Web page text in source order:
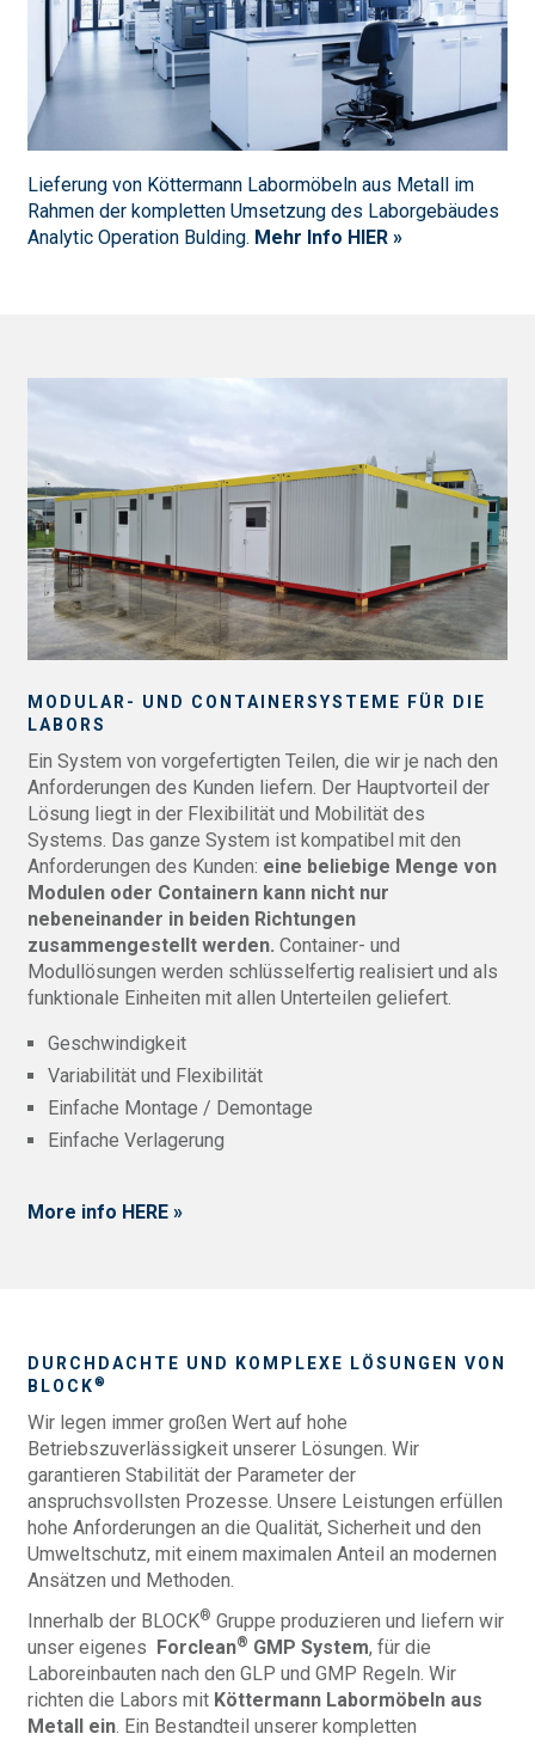
Lieferung von Köttermann Labormöbeln aus Metall im
Rahmen der kompletten Umsetzung des Laborgebäudes
Analytic Operation Bulding. Mehr Info HIER »
MODULAR- UND CONTAINERSYSTEME FÜR DIE
LABORS
Ein System von vorgefertigten Teilen, die wir je nach den
Anforderungen des Kunden liefern. Der Hauptvorteil der
Lösung liegt in der Flexibilität und Mobilität des
Systems. Das ganze System ist kompatibel mit den
Anforderungen des Kunden: eine beliebige Menge von
Modulen oder Containern kann nicht nur
nebeneinander in beiden Richtungen
zusammengestellt werden. Container- und
Modullösungen werden schlüsselfertig realisiert und als
funktionale Einheiten mit allen Unterteilen geliefert.
Geschwindigkeit
Variabilität und Flexibilität
Einfache Montage / Demontage
Einfache Verlagerung
More info HERE »
DURCHDACHTE UND KOMPLEXE LÖSUNGEN VON
BLOCK®
Wir legen immer großen Wert auf hohe
Betriebszuverlässigkeit unserer Lösungen. Wir
garantieren Stabilität der Parameter der
anspruchsvollsten Prozesse. Unsere Leistungen erfüllen
hohe Anforderungen an die Qualität, Sicherheit und den
Umweltschutz, mit einem maximalen Anteil an modernen
Ansätzen und Methoden.
Innerhalb der BLOCK® Gruppe produzieren und liefern wir
unser eigenes
Forclean® GMP System, für die
Laboreinbauten nach den GLP und GMP Regeln. Wir
richten die Labors mit Köttermann Labormöbeln aus
Metall ein. Ein Bestandteil unserer kompletten